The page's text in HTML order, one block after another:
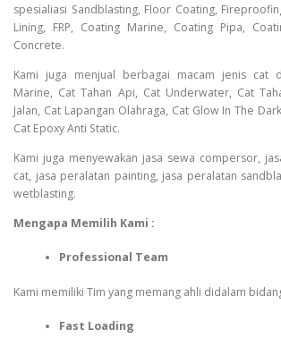
spesialiasi Sandblasting, Floor Coating,
Lining, FRP, Coating Marine, Coating Pipa,
Concrete.
Kami juga menjual berbagai macam jenis cat
Marine, Cat Tahan Api, Cat Underwater, Cat
Jalan, Cat Lapangan Olahraga, Cat Glow In The
Cat Epoxy Anti Static.
Kami juga menyewakan jasa sewa compersor,
cat, jasa peralatan painting, jasa peralatan
wetblasting.
Mengapa Memilih Kami :
Professional Team
Kami memiliki Tim yang memang ahli didalam
Fast Loading